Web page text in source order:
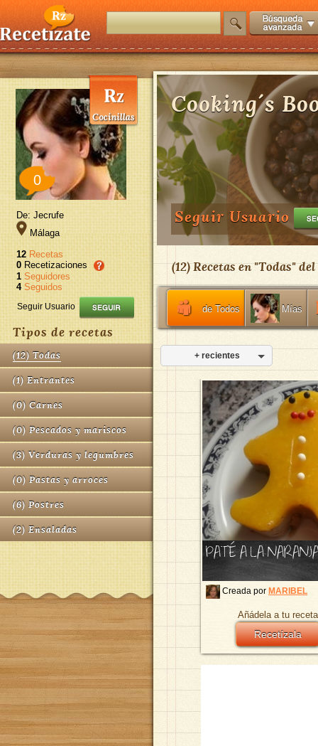
0
De: Jecrufe
Málaga
12 Recetas
0Recetizaciones
1 Seguidores
4 Seguidos
Seguir Usuario
Tipos de recetas
(12) Todas
(1) Entrantes
(0) Carnes
(0) Pescados y mariscos
(3) Verduras y legumbres
(0) Pastas y arroces
(6) Postres
(2) Ensaladas
Cooking´s
Seguir Usuario
(12) Recetas en "Todas" del
de Todos Mías
+ recientes
PATÉ A LA
Creada por MARIBEL
Añádela a tu
Recetízala